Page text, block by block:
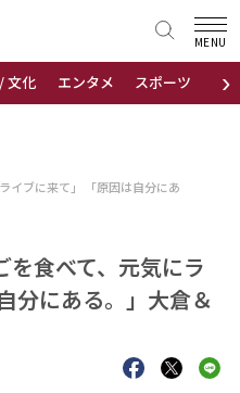
›
文化 エンタメ スポーツ 地域
MENU
イブに来て」 「原因は自分にあ
を食べて、元気にラ
分にある。」大倉＆